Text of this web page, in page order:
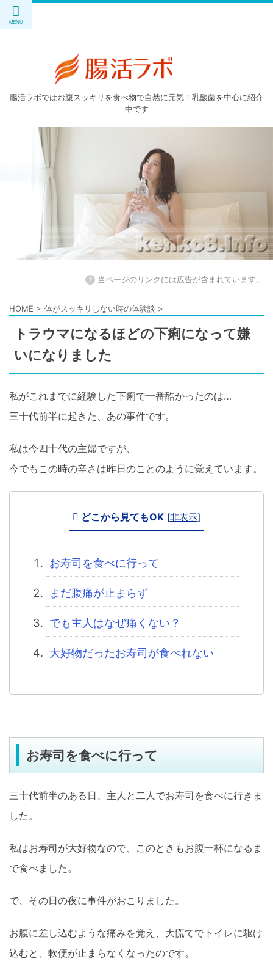
腸活ラボではお腹スッキリを食べ物で自然に元気！乳酸菌を中心に紹介
中です
! 当ページのリンクには広告が含まれています。
HOME > 体がスッキリしない時の体験談 >
トラウマになるほどの下痢になって嫌
いになりました
私がこれまでに経験した下痢で一番酷かったのは…
三十代前半に起きた、あの事件です。
私は今四十代の主婦ですが、
今でもこの時の辛さは昨日のことのように覚えています。
どこから見てもOK [非表示]
お寿司を食べに行って
まだ腹痛が止まらず
でも主人はなぜ痛くない？
大好物だったお寿司が食べれない
お寿司を食べに行って
三十代前半のある日、主人と二人でお寿司を食べに行きま
した。
私はお寿司が大好物なので、このときもお腹一杯になるま
で食べました。
で、その日の夜に事件がおこりました。
お腹に差し込むような痛みを覚え、大慌てでトイレに駆け
込むと、軟便が止まらなくなったのです。